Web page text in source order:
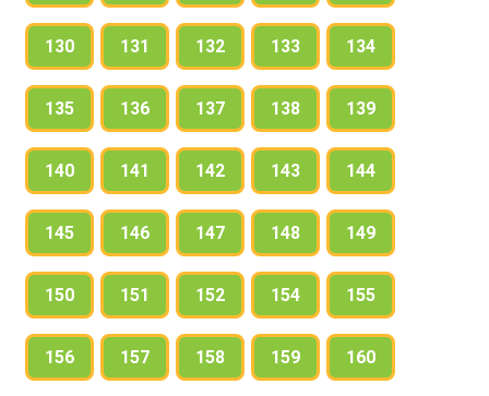
130 131 132 133 134
135 136 137 138 139
140 141 142 143 144
145 146 147 148 149
150 151 152 154 155
156 157 158 159 160